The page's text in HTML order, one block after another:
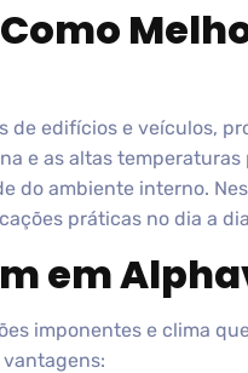
de edifícios e veículos,
e as altas
do ambiente interno.
práticas no dia a
em
imponentes e clima